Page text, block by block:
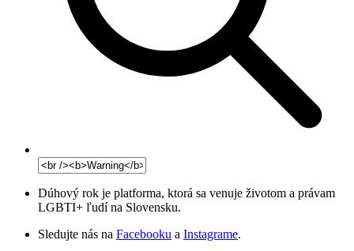
Dúhový rok je platforma, ktorá sa venuje životom a právam
LGBTI+ ľudí na Slovensku.
Sledujte nás na Facebooku a Instagrame.